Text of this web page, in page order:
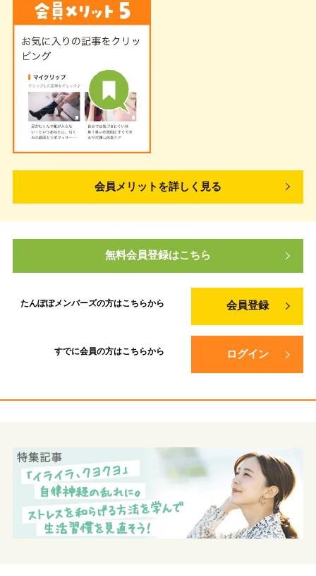
会員メリットを詳しく見る
無料会員登録はこちら
たんぽぽメンバーズの方はこちらから 会員登録
すでに会員の方はこちらから ログイン